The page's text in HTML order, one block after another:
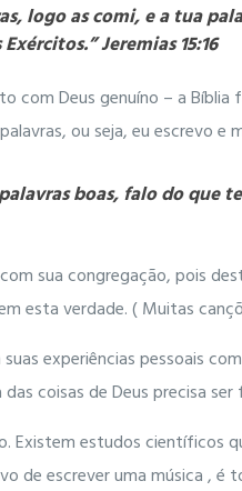
logo as comi, e a tua
Jeremias 15:16
com Deus genuíno – a
ou seja, eu escrevo
boas, falo do
sua congregação, pois
esta verdade. ( Muitas
suas experiências pessoais
coisas de Deus precisa
Existem estudos científicos
de escrever uma música , é